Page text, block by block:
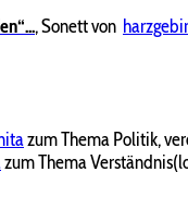
,Sonett von
zum Thema Politik,
zum Thema